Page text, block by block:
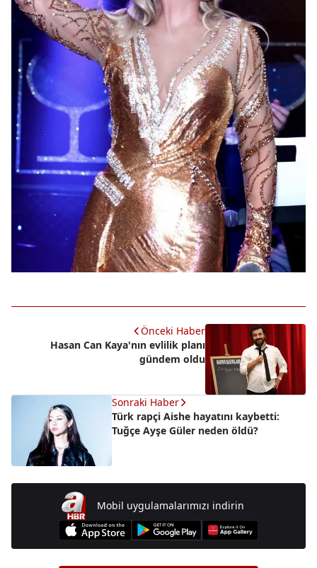
Önceki Haber
Hasan Can Kaya'nın evlilik planı
gündem oldu
Sonraki Haber
Türk rapçi Aishe hayatını kaybetti:
Tuğçe Ayşe Güler neden öldü?
Mobil uygulamalarımızı indirin